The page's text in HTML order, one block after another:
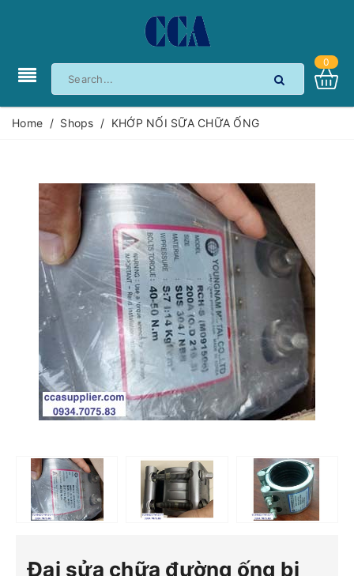
0
Home / Shops / KHỚP NỐI SỮA CHỮA ỐNG
Đai sửa chữa đường ống bị